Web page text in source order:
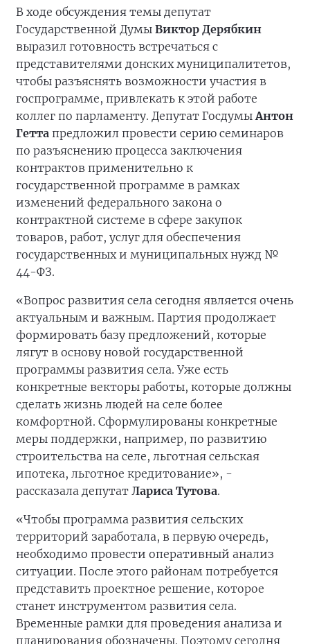
В ходе обсуждения темы депутат
Государственной Думы Виктор Дерябкин
выразил готовность встречаться с
представителями донских муниципалитетов,
чтобы разъяснять возможности участия в
госпрограмме, привлекать к этой работе
коллег по парламенту. Депутат ГосдумыАнтон
Гетта предложил провести серию семинаров
по разъяснению процесса заключения
контрактов применительно к
государственной программе в рамках
изменений федерального закона о
контрактной системе в сфере закупок
товаров, работ, услуг для обеспечения
государственных и муниципальных нужд №
44-ФЗ.
«Вопрос развития села сегодня является очень
актуальным и важным. Партия продолжает
формировать базу предложений, которые
лягут в основу новой государственной
программы развития села. Уже есть
конкретные векторы работы, которые должны
сделать жизнь людей на селе более
комфортной. Сформулированы конкретные
меры поддержки, например, по развитию
строительства на селе, льготная сельская
ипотека, льготное кредитование», -
рассказала депутат Лариса Тутова.
«Чтобы программа развития сельских
территорий заработала, в первую очередь,
необходимо провести оперативный анализ
ситуации. После этого районам потребуется
представить проектное решение, которое
станет инструментом развития села.
Временные рамки для проведения анализа и
планирования обозначены. Поэтому сегодня